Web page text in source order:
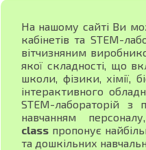
На нашому сайті Ви
кабінетів та STEM-
вітчизняним
якої складності, що
школи, фізики, хімії,
інтерактивного
STEM-лабораторій
навчанням
class пропонує
та дошкільних